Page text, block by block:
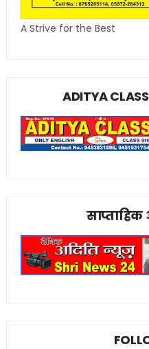
A Strive for the Best
ADITYA